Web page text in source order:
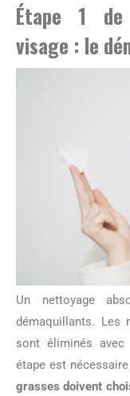
Étape 1
visage : le
Un nettoyage
démaquillants. Les
sont éliminés avec
étape est
grasses doivent